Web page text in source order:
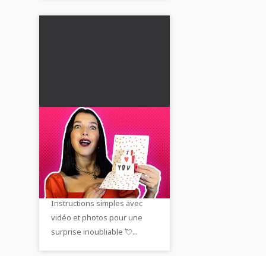
Carte de Saint-
Valentin en 3D : Guide
étape par étape avec
photos et vidéo
💝 Fabriquez une carte de
Saint-Valentin 3D spéciale
pour vos proches.
Instructions simples avec
vidéo et photos pour une
surprise inoubliable 💘...